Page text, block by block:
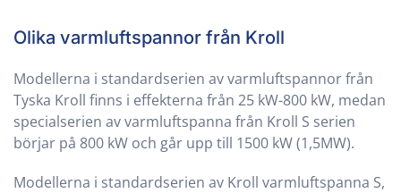
Olika varmluftspannor från Kroll
Modellerna i standardserien av varmluftspannor från
Tyska Kroll finns i effekterna från 25 kW-800 kW, medan
specialserien av varmluftspanna från Kroll S serien
börjar på 800 kW och går upp till 1500 kW (1,5MW).
Modellerna i standardserien av Kroll varmluftspanna S,